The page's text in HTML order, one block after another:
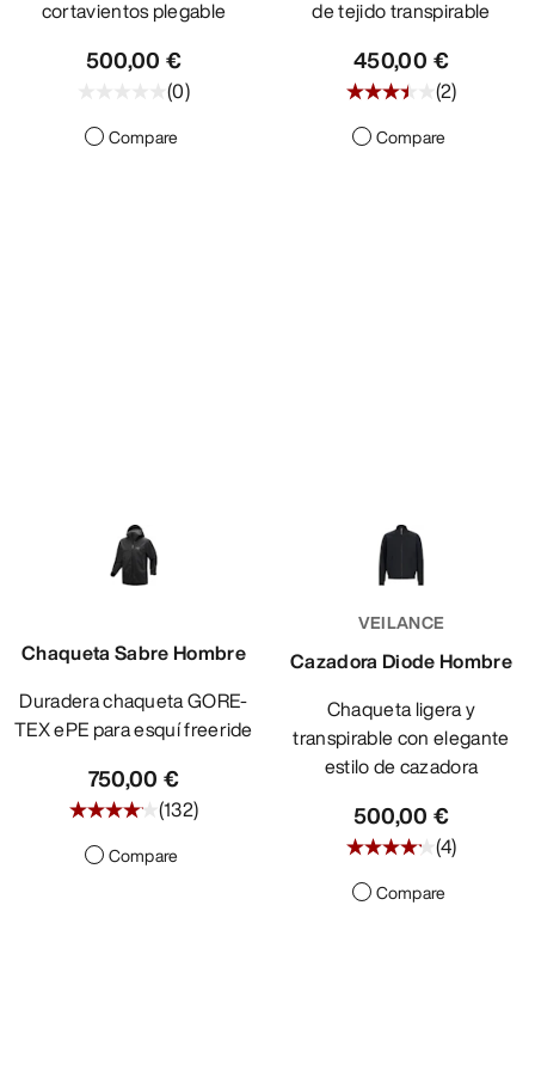
cortavientos plegable
500,00 €
(0)
Compare
de tejido transpirable
450,00 €
(2)
Compare
Chaqueta Sabre Hombre
Duradera chaqueta GORE-
TEX ePE para esquí freeride
750,00 €
(132)
Compare
VEILANCE
Cazadora Diode Hombre
Chaqueta ligera y
transpirable con elegante
estilo de cazadora
500,00 €
(4)
Compare